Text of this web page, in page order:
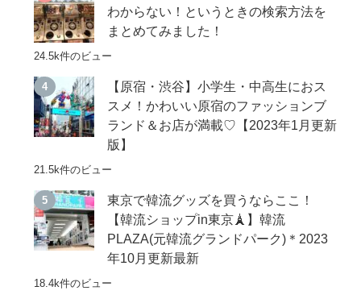
わからない！というときの検索方法を
まとめてみました！
24.5k件のビュー
【原宿・渋谷】小学生・中高生におス
スメ！かわいい原宿のファッションブ
ランド＆お店が満載♡【2023年1月更新
版】
21.5k件のビュー
東京で韓流グッズを買うならここ！
【韓流ショップin東京🗼】韓流
PLAZA(元韓流グランドパーク)＊2023
年10月更新最新
18.4k件のビュー